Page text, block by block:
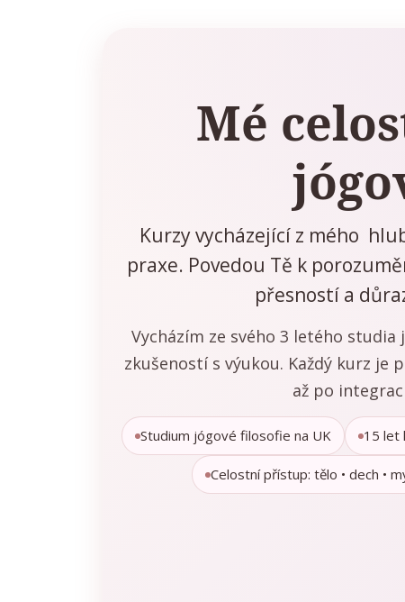
Mé
Kurzy vycházející z mého
praxe. Povedou Tě k
přesností a
Vycházím ze svého 3 letého
zkušeností s výukou. Každý kurz je
až po
Studium jógové filosofie na UK 15 let
Celostní přístup: tělo • dech •